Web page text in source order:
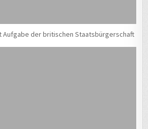
Aufgabe der britischen Staatsbürgerschaft